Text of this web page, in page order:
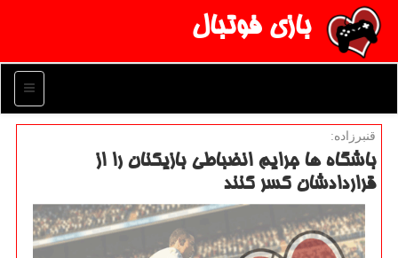
بازی فوتبال
منو
قنبرزاده:
باشگاه ها جرایم انضباطی بازیكنان را از
قراردادشان كسر كنند